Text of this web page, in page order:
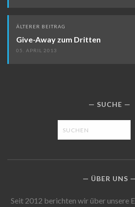
ÄLTERER BEITRAG
Give-Away zum Dritten
05. APRIL 2013
SUCHE
ÜBER UNS
Seit 2012 berichten wir über unsere